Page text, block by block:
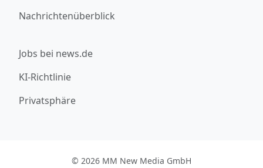
Nachrichtenüberblick
Jobs bei news.de
KI-Richtlinie
Privatsphäre
© 2026 MM New Media GmbH